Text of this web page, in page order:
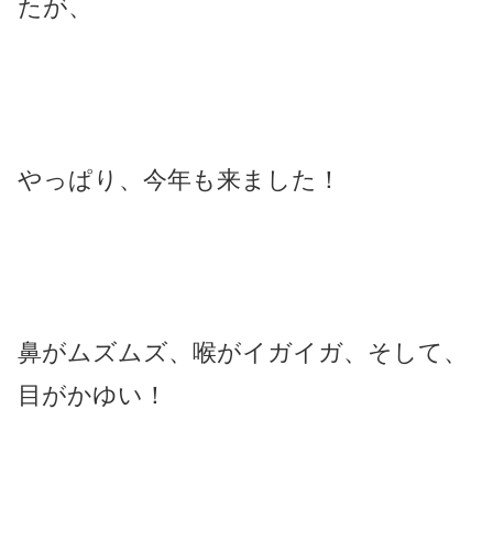
たが、
やっぱり、今年も来ました！
鼻がムズムズ、喉がイガイガ、そして、
目がかゆい！